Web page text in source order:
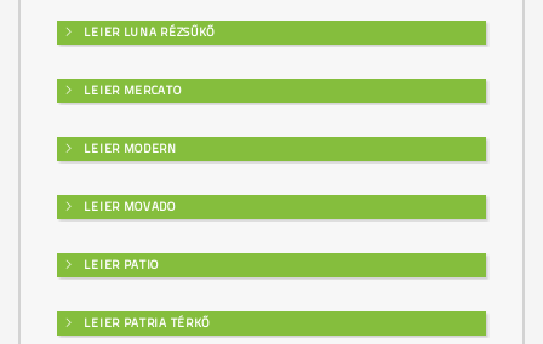
LEIER LUNA RÉZSŰKŐ
LEIER MERCATO
LEIER MODERN
LEIER MOVADO
LEIER PATIO
LEIER PATRIA TÉRKŐ